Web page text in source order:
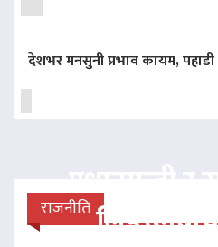
देशभर मनसुनी प्रभाव कायम, पहाडी
राजनीति
प्रधानमन्त्री र
लिङदेनबीच